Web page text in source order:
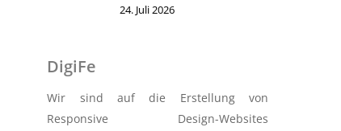
24. Juli 2026
DigiFe
Wir sind auf die Erstellung von
Responsive Design-Websites